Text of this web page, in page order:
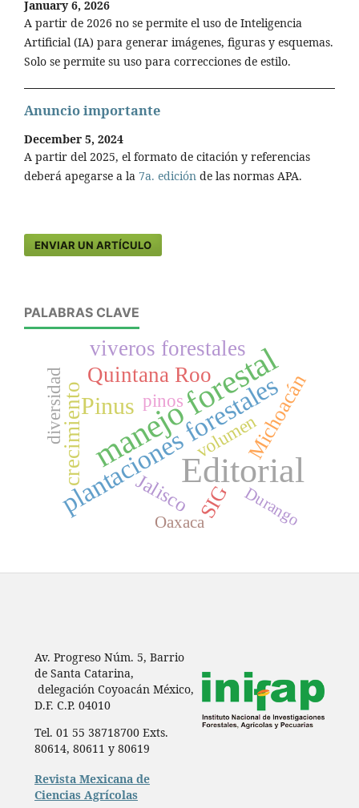
January 6, 2026
A partir de 2026 no se permite el uso de Inteligencia
Artificial (IA) para generar imágenes, figuras y esquemas.
Solo se permite su uso para correcciones de estilo.
Anuncio importante
December 5, 2024
A partir del 2025, el formato de citación y referencias
deberá apegarse a la 7a. edición de las normas APA.
ENVIAR UN ARTÍCULO
PALABRAS CLAVE
Editorial
manejo forestal
plantaciones forestales
Pinus
viveros forestales
crecimiento
Quintana Roo Michoacán
SIG
Jalisco
diversidad volumen
pinos
Durango
Oaxaca
Av. Progreso Núm. 5, Barrio
de Santa Catarina,
delegación Coyoacán México,
D.F. C.P. 04010
Tel. 01 55 38718700 Exts.
80614, 80611 y 80619
Revista Mexicana de
Ciencias Agrícolas